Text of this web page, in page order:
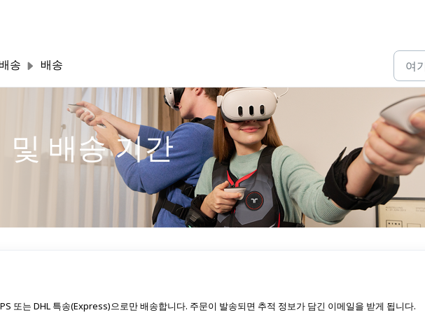
송 배송
및 배송 기간
또는 DHL 특송(Express)으로만 배송합니다. 주문이 발송되면 추적 정보가 담긴 이메일을 받게 됩니다.